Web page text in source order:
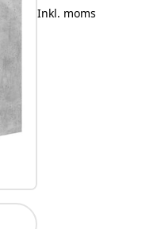
Inkl. moms